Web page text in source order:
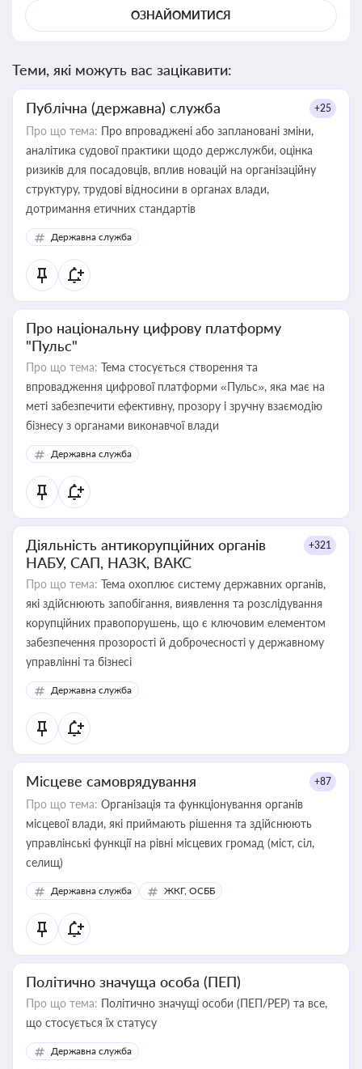
ОЗНАЙОМИТИСЯ
Теми, які можуть вас зацікавити:
Публічна (державна) служба +25
Про що тема: Про впроваджені або заплановані зміни,
аналітика судової практики щодо держслужби, оцінка
ризиків для посадовців, вплив новацій на організаційну
структуру, трудові відносини в органах влади,
дотримання етичних стандартів
Державна служба
Про національну цифрову платформу
"Пульс"
Про що тема: Тема стосується створення та
впровадження цифрової платформи «Пульс», яка має на
меті забезпечити ефективну, прозору і зручну взаємодію
бізнесу з органами виконавчої влади
Державна служба
Діяльність антикорупційних органів
НАБУ, САП, НАЗК, ВАКС
+321
Про що тема: Тема охоплює систему державних органів,
які здійснюють запобігання, виявлення та розслідування
корупційних правопорушень, що є ключовим елементом
забезпечення прозорості й доброчесності у державному
управлінні та бізнесі
Державна служба
Місцеве самоврядування +87
Про що тема: Організація та функціонування органів
місцевої влади, які приймають рішення та здійснюють
управлінські функції на рівні місцевих громад (міст, сіл,
селищ)
Державна служба ЖКГ, ОСББ
Політично значуща особа (ПЕП)
Про що тема: Політично значущі особи (ПЕП/PEP) та все,
що стосується їх статусу
Державна служба